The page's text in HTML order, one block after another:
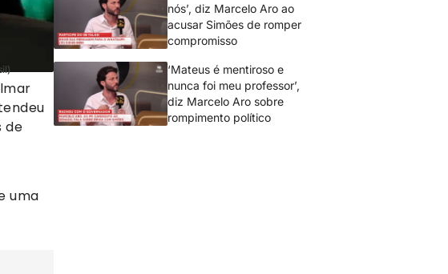
de
uma
nós’, diz Marcelo Aro ao
acusar Simões de romper
compromisso
‘Mateus é mentiroso e
nunca foi meu professor’,
diz Marcelo Aro sobre
rompimento político